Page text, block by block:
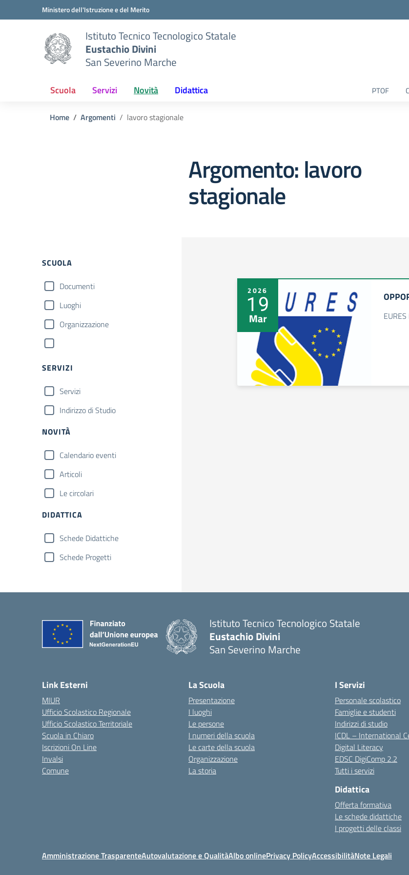
Vai ai contenuti
Vai al menu di navigazioneMinistero dell'Istruzione e del Merito
Istituto Tecnico Tecnologico Statale
Eustachio Divini
San Severino Marche
Scuola Servizi Novità Didattica PTOF
Home Argomenti lavoro stagionale
Argomento: lavoro
stagionale
SCUOLA
Documenti
Luoghi
Organizzazione
SERVIZI
Servizi
Indirizzo di Studio
NOVITÀ
Calendario eventi
Articoli
Le circolari
DIDATTICA
Schede Didattiche
Schede Progetti
2026
19
Mar
Istituto Tecnico Tecnologico Statale
Eustachio Divini
San Severino Marche
Link Esterni
MIUR
Ufficio Scolastico Regionale
Ufficio Scolastico Territoriale
Scuola in Chiaro
Iscrizioni On Line
Invalsi
Comune
La Scuola
Presentazione
I luoghi
Le persone
I numeri della scuola
Le carte della scuola
Organizzazione
La storia
I Servizi
Personale scolastico
Famiglie e studenti
Indirizzi di studio
ICDL – International
Digital Literacy
EDSC DigiComp 2.2
Tutti i servizi
Didattica
Offerta formativa
Le schede didattiche
I progetti delle classi
Amministrazione TrasparenteAutovalutazione e QualitàAlbo onlinePrivacy PolicyAccessibilitàNote Legali